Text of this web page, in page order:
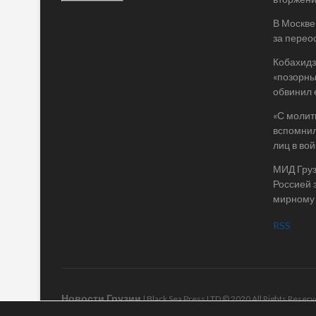
В Москве
за
обвинил
«С
лиц в
МИД
Россией
мирному
RSS
Новости Грузии| Black Sea Press LTD © 2020 All Rights